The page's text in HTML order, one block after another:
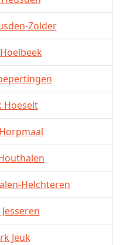
Zolder
Hoeselt
Helchteren
Jeuk